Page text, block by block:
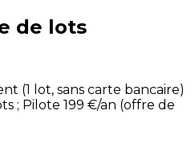
de lots
(1 lot, sans carte bancaire)
; Pilote 199 €/an (offre de